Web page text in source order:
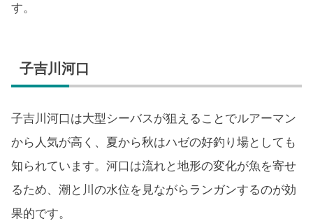
す。
子吉川河口
子吉川河口は大型シーバスが狙えることでルアーマン
から人気が高く、夏から秋はハゼの好釣り場としても
知られています。河口は流れと地形の変化が魚を寄せ
るため、潮と川の水位を見ながらランガンするのが効
果的です。